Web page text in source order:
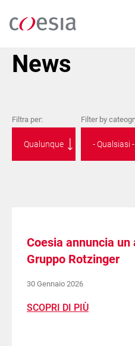
contenuto
News
Filtra per: Filter by
Coesia annuncia un
Gruppo Rotzinger
30 Gennaio 2026
SCOPRI DI PIÙ